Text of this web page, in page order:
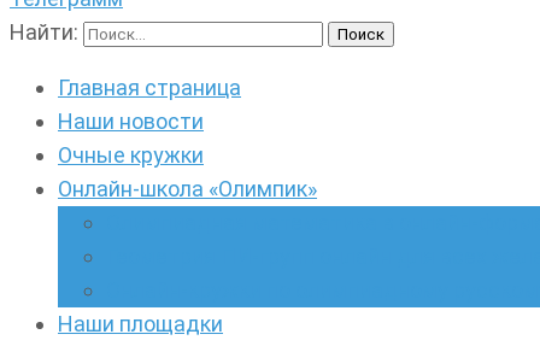
Найти:
Главная страница
Наши новости
Очные кружки
Онлайн-школа «Олимпик»
Наши площадки